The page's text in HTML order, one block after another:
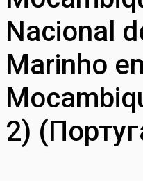
Nacional
Marinho
2)